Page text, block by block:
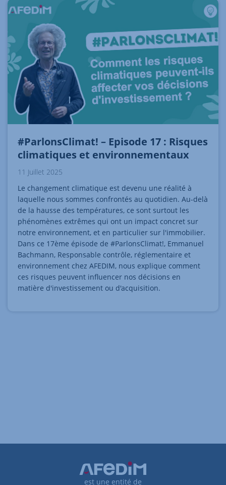
#ParlonsClimat! – Episode 17 : Risques
climatiques et environnementaux
11 Juillet 2025
Le changement climatique est devenu une réalité à
laquelle nous sommes confrontés au quotidien. Au-delà
de la hausse des températures, ce sont surtout les
phénomènes extrêmes qui ont un impact concret sur
notre environnement, et en particulier sur l'immobilier.
Dans ce 17ème épisode de #ParlonsClimat!, Emmanuel
Bachmann, Responsable contrôle, réglementaire et
environnement chez AFEDIM, nous explique comment
ces risques peuvent influencer nos décisions en
matière d'investissement ou d'acquisition.
est une entité de